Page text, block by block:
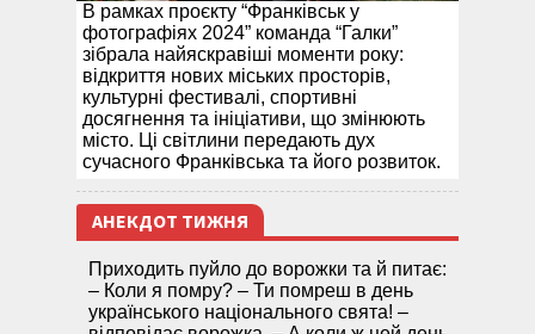
В рамках проєкту “Франківськ у
фотографіях 2024” команда “Галки”
зібрала найяскравіші моменти року:
відкриття нових міських просторів,
культурні фестивалі, спортивні
досягнення та ініціативи, що змінюють
місто. Ці світлини передають дух
сучасного Франківська та його розвиток.
АНЕКДОТ ТИЖНЯ
Приходить пуйло до ворожки та й питає:
– Коли я помру? – Ти помреш в день
українського національного свята! –